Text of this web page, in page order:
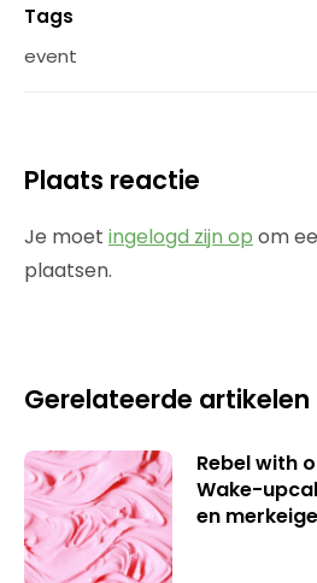
Tags
event
Plaats reactie
Je moet ingelogd zijn op om
plaatsen.
Gerelateerde artikelen
Rebel with
Wake-
en